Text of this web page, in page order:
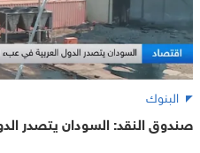
البنوك
صندوق النقد: السودان يتصدر